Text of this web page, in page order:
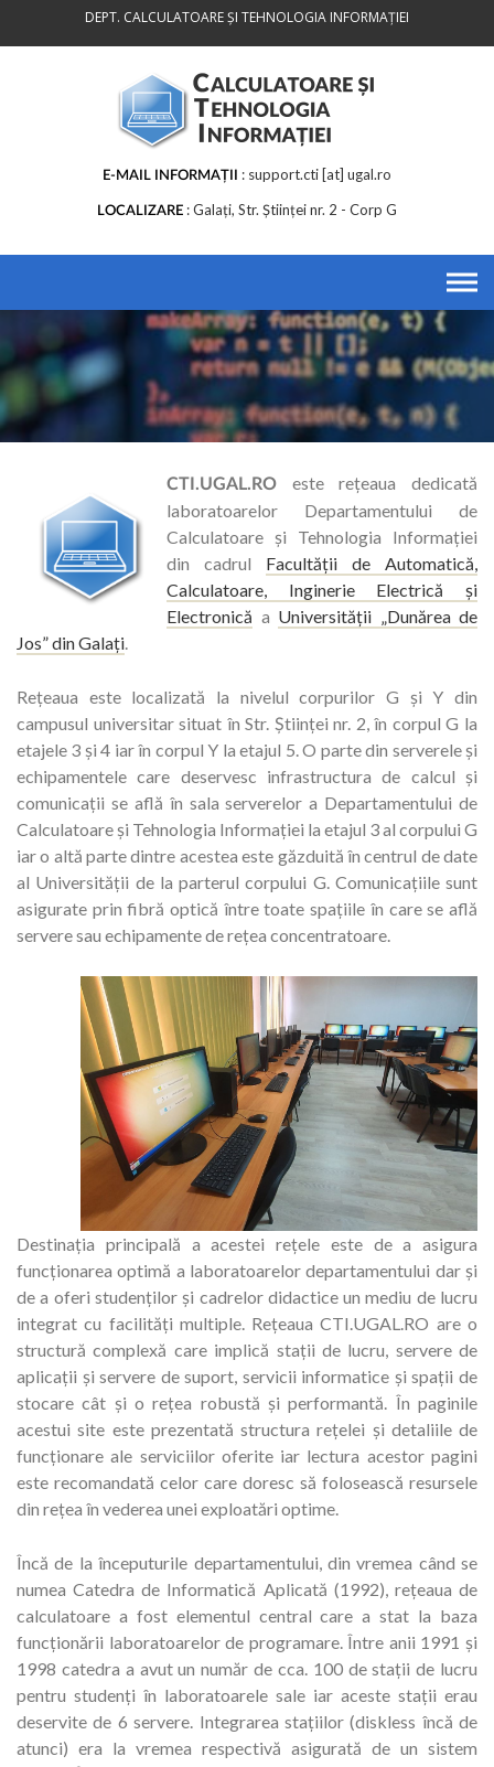
DEPT. CALCULATOARE ȘI TEHNOLOGIA INFORMAȚIEI
E-MAIL INFORMAȚII support.cti [at] ugal.ro
LOCALIZARE Galați, Str. Științei nr. 2 - Corp G
CTI.UGAL.RO este rețeaua dedicată
laboratoarelor Departamentului de
Calculatoare și Tehnologia Informației
din cadrul Facultății de Automatică,
Calculatoare, Inginerie Electrică și
Electronică a Universității „Dunărea de
Jos” din Galați.
Rețeaua este localizată la nivelul corpurilor G și Y din
campusul universitar situat în Str. Științei nr. 2, în corpul G la
etajele 3 și 4 iar în corpul Y la etajul 5. O parte din serverele și
echipamentele care deservesc infrastructura de calcul și
comunicații se află în sala serverelor a Departamentului de
Calculatoare și Tehnologia Informației la etajul 3 al corpului G
iar o altă parte dintre acestea este găzduită în centrul de date
al Universității de la parterul corpului G. Comunicațiile sunt
asigurate prin fibră optică între toate spațiile în care se află
servere sau echipamente de rețea concentratoare.
Destinația principală a acestei rețele este de a asigura
funcționarea optimă a laboratoarelor departamentului dar și
de a oferi studenților și cadrelor didactice un mediu de lucru
integrat cu facilități multiple. Rețeaua CTI.UGAL.RO are o
structură complexă care implică stații de lucru, servere de
aplicații și servere de suport, servicii informatice și spații de
stocare cât și o rețea robustă și performantă. În paginile
acestui site este prezentată structura rețelei și detaliile de
funcționare ale serviciilor oferite iar lectura acestor pagini
este recomandată celor care doresc să folosească resursele
din rețea în vederea unei exploatări optime.
Încă de la începuturile departamentului, din vremea când se
numea Catedra de Informatică Aplicată (1992), rețeaua de
calculatoare a fost elementul central care a stat la baza
funcționării laboratoarelor de programare. Între anii 1991 și
1998 catedra a avut un număr de cca. 100 de stații de lucru
pentru studenți în laboratoarele sale iar aceste stații erau
deservite de 6 servere. Integrarea stațiilor (diskless încă de
atunci) era la vremea respectivă asigurată de un sistem